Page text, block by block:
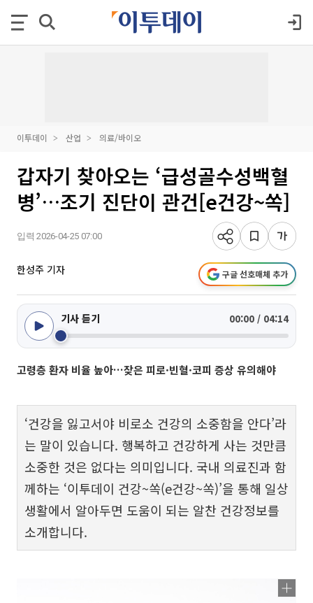
이투데이 산업 의료/바이오
갑자기 찾아오는 ‘급성골수성백혈
병’…조기 진단이 관건[e건강~쏙]
입력 2026-04-25 07:00
한성주 기자 구글 선호매체 추가
기사 듣기 00:00 / 04:14
고령층 환자 비율 높아…잦은 피로·빈혈·코피 증상 유의해야
‘건강을 잃고서야 비로소 건강의 소중함을 안다’라
는 말이 있습니다. 행복하고 건강하게 사는 것만큼
소중한 것은 없다는 의미입니다. 국내 의료진과 함
께하는 ‘이투데이 건강~쏙(e건강~쏙)’을 통해 일상
생활에서 알아두면 도움이 되는 알찬 건강정보를
소개합니다.